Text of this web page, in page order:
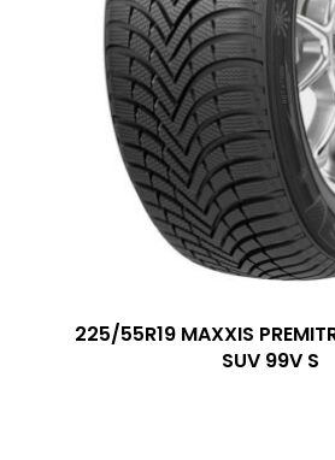
225/55R19 MAXXIS
SUV 99V S